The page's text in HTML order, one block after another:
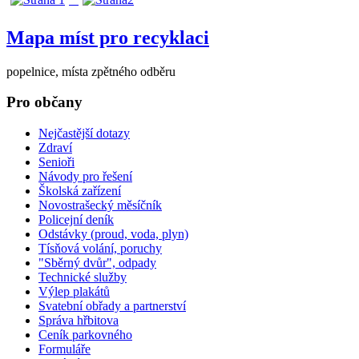
Mapa míst pro recyklaci
popelnice, místa zpětného odběru
Pro občany
Nejčastější dotazy
Zdraví
Senioři
Návody pro řešení
Školská zařízení
Novostrašecký měsíčník
Policejní deník
Odstávky (proud, voda, plyn)
Tísňová volání, poruchy
"Sběrný dvůr", odpady
Technické služby
Výlep plakátů
Svatební obřady a partnerství
Správa hřbitova
Ceník parkovného
Formuláře